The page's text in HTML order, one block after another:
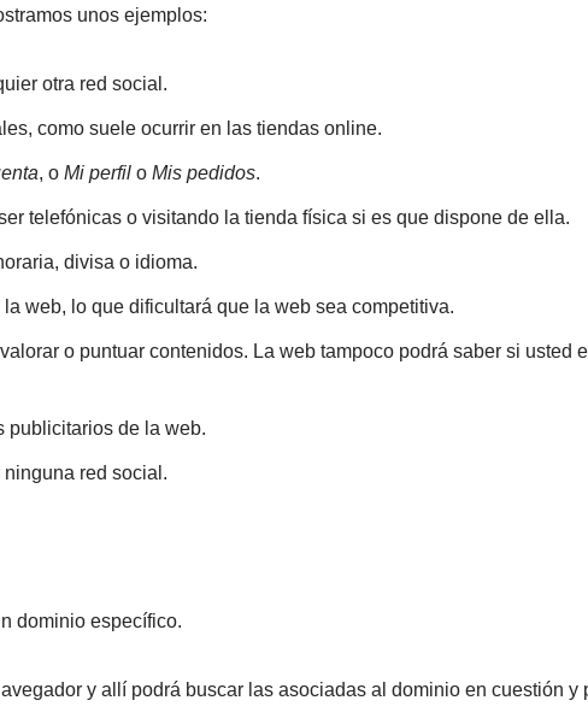
unos ejemplos:
otra red social.
como suele ocurrir en las tiendas online.
, o Mi perfil o Mis pedidos.
telefónicas o visitando la tienda física si es que dispone de ella.
divisa o idioma.
web, lo que dificultará que la web sea competitiva.
o puntuar contenidos. La web tampoco podrá saber si usted
publicitarios de la web.
red social.
dominio específico.
y allí podrá buscar las asociadas al dominio en cuestión y